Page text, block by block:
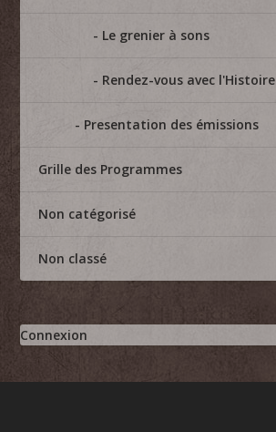
Le grenier à sons
Rendez-vous avec l'Histoire
Presentation des émissions
Grille des Programmes
Non catégorisé
Non classé
Connexion